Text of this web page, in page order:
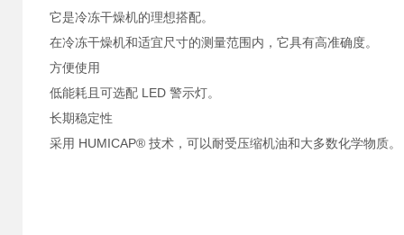
它是冷冻干燥机的理想搭配。
在冷冻干燥机和适宜尺寸的测量范围内，它具有高准确度。
方便使用
低能耗且可选配 LED 警示灯。
长期稳定性
采用 HUMICAP® 技术，可以耐受压缩机油和大多数化学物质。